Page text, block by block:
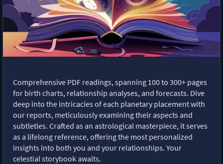
Comprehensive PDF readings, spanning 100 to 300+ pages
for birth charts, relationship analyses, and forecasts. Dive
deep into the intricacies of each planetary placement with
our reports, meticulously examining their aspects and
subtleties. Crafted as an astrological masterpiece, it serves
as a lifelong reference, offering the most personalized
insights into both you and your relationships. Your
celestial storybook awaits.